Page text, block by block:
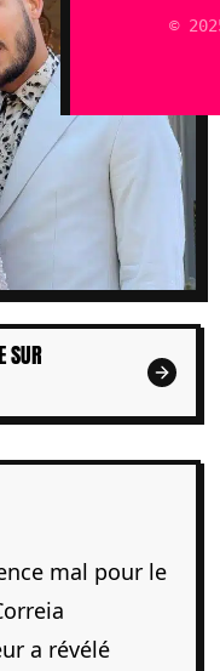
©
SUR
mal pour le
a révélé